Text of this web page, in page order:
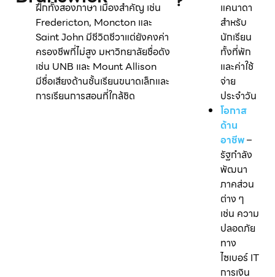
ฝึกทั้งสองภาษา เมืองสำคัญ เช่น
Fredericton, Moncton และ
Saint John มีชีวิตชีวาแต่ยังคงค่า
ครองชีพที่ไม่สูง มหาวิทยาลัยชื่อดัง
เช่น UNB และ Mount Allison
มีชื่อเสียงด้านชั้นเรียนขนาดเล็กและ
การเรียนการสอนที่ใกล้ชิด
แคนาดา
สำหรับ
นักเรียน
ทั้งที่พัก
และค่าใช้
จ่าย
ประจำวัน
โอกาส
ด้าน
อาชีพ–
รัฐกำลัง
พัฒนา
ภาคส่วน
ต่าง ๆ
เช่น ความ
ปลอดภัย
ทาง
ไซเบอร์ IT
การเงิน